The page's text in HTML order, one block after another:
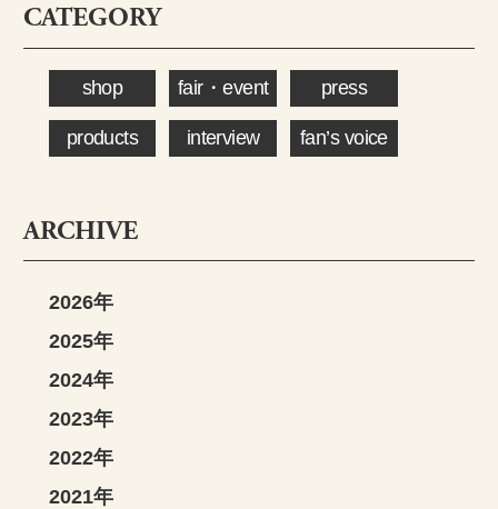
CATEGORY
shop fair・event press
products interview fan’s voice
ARCHIVE
2026年
2025年
2024年
2023年
2022年
2021年